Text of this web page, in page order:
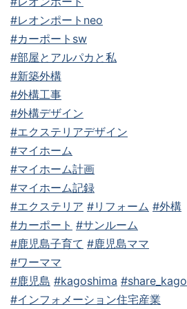
#レオンポートneo
#カーポートsw
#部屋とアルパカと私
#新築外構
#外構工事
#外構デザイン
#エクステリアデザイン
#マイホーム
#マイホーム計画
#マイホーム記録
#エクステリア #リフォーム #外構
#カーポート #サンルーム
#鹿児島子育て #鹿児島ママ
#ワーママ
#鹿児島 #kagoshima #share_kago
#インフォメーション住宅産業